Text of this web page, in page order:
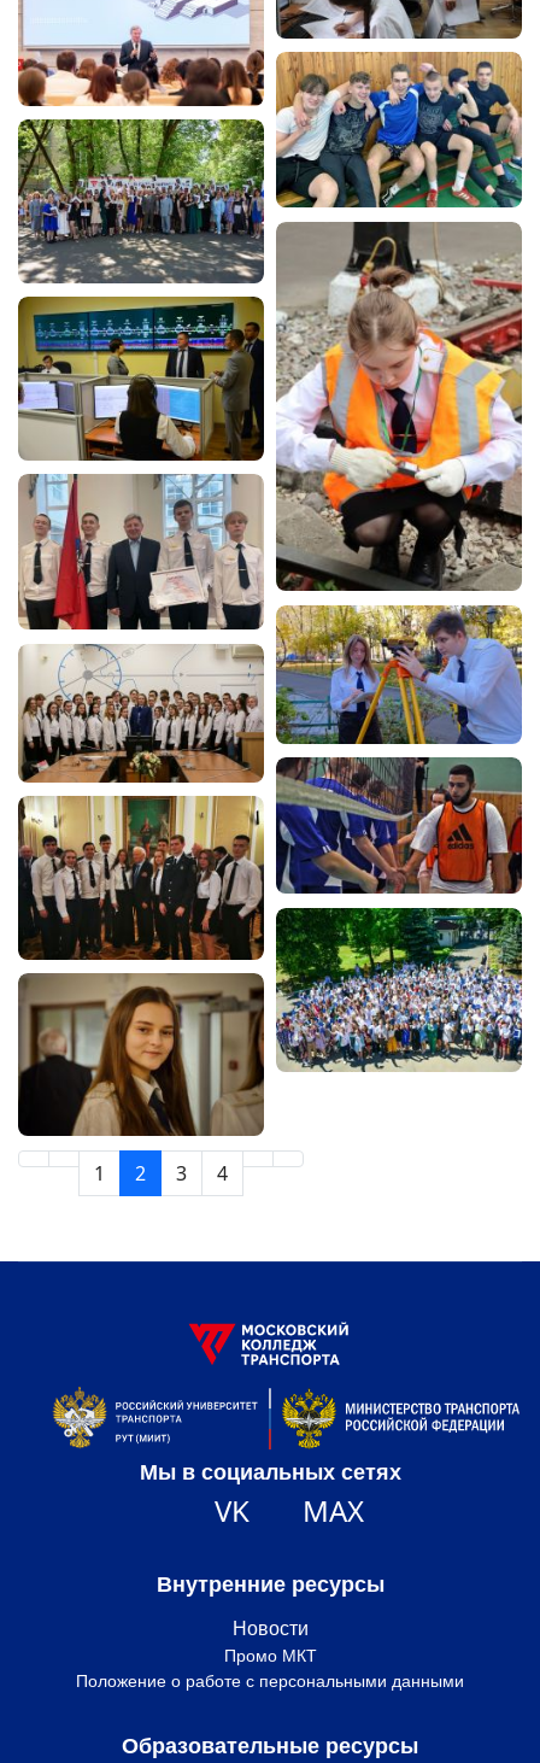
1 2 3 4
Мы в социальных сетях
VK MAX
Внутренние ресурсы
Новости
Промо МКТ
Положение о работе с персональными данными
Образовательные ресурсы